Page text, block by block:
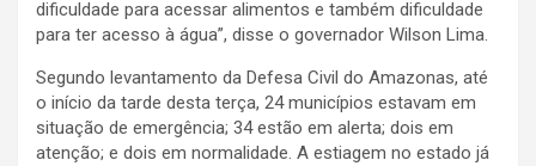
dificuldade para acessar alimentos e também dificuldade
para ter acesso à água”, disse o governador Wilson Lima.
Segundo levantamento da Defesa Civil do Amazonas, até
o início da tarde desta terça, 24 municípios estavam em
situação de emergência; 34 estão em alerta; dois em
atenção; e dois em normalidade. A estiagem no estado já